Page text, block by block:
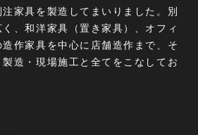
家具を製造してまいりました。別
、和洋家具（置き家具）、オフィ
作家具を中心に店舗造作まで、そ
造・現場施工と全てをこなしてお